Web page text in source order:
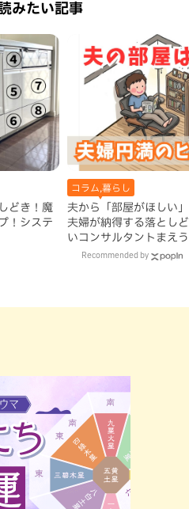
みたい記事
どき！魔
！システ
コラム,暮らし
夫から「部屋がほしい
夫婦が納得する落とし
いコンサルタントまえ
Recommended by